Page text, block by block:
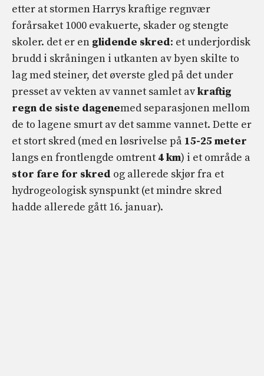
etter at stormen Harrys kraftige regnvær
forårsaket 1000 evakuerte, skader og stengte
skoler. det er en glidende skred: et underjordisk
brudd i skråningen i utkanten av byen skilte to
lag med steiner, det øverste gled på det under
presset av vekten av vannet samlet avkraftig
regn de siste dagenemed separasjonen mellom
de to lagene smurt av det samme vannet. Dette er
et stort skred (med en løsrivelse på 15-25 meter
langs en frontlengde omtrent 4 km) i et område a
stor fare for skred og allerede skjør fra et
hydrogeologisk synspunkt (et mindre skred
hadde allerede gått 16. januar).